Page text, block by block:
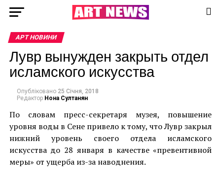
АРТ НОВИНИ
Лувр вынужден закрыть отдел
исламского искусства
Опубліковано 25 Січня, 2018
Редактор Нона Султанян
По словам пресс-секретаря музея, повышение
уровня воды в Сене привело к тому, что Лувр закрыл
нижний уровень своего отдела исламского
искусства до 28 января в качестве «превентивной
меры» от ущерба из-за наводнения.